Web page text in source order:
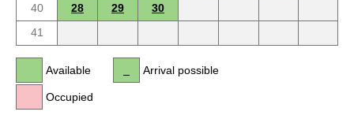
40
28 29
30
41
Available
Occupied
Arrival possible